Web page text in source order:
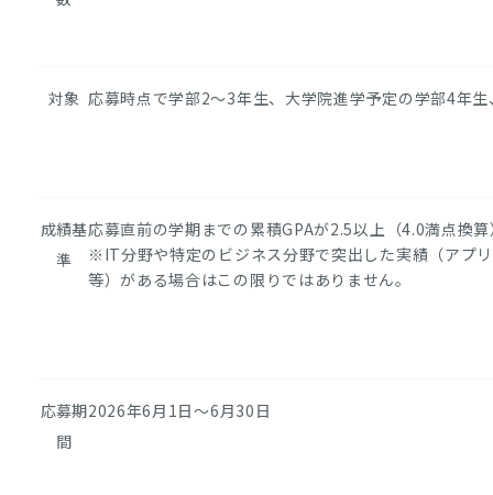
対象 応募時点で学部2～3年生、大学院進学予定の学部4年
成績基
準
応募直前の学期までの累積GPAが2.5以上（4.0満点換
※IT分野や特定のビジネス分野で突出した実績（アプ
等）がある場合はこの限りではありません。
応募期
間
2026年6月1日～6月30日